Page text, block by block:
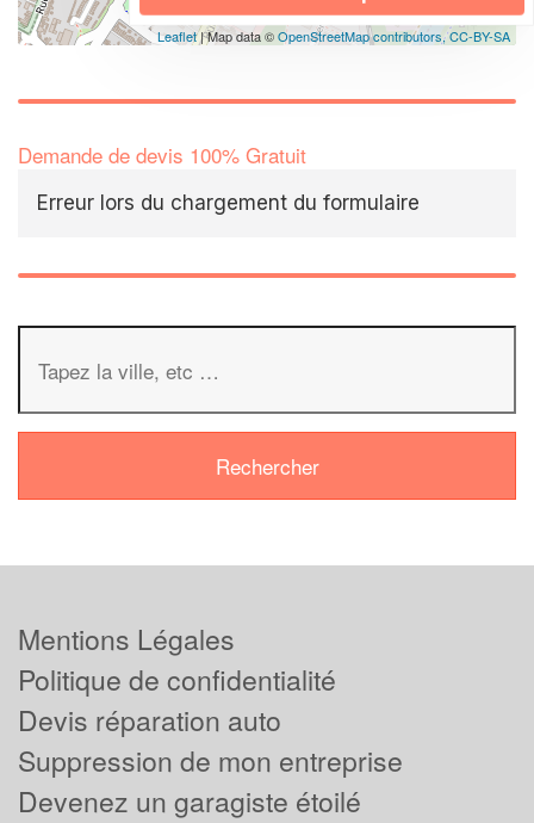
Leaflet| Map data ©OpenStreetMap contributors,CC-BY-SA
Demande de devis 100% Gratuit
Erreur lors du chargement du formulaire
Mentions Légales
Politique de confidentialité
Devis réparation auto
Suppression de mon entreprise
Devenez un garagiste étoilé